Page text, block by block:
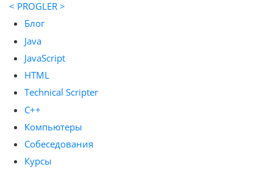
< PROGLER >
Блог
Java
JavaScript
HTML
Technical Scripter
C++
Компьютеры
Собеседования
Курсы